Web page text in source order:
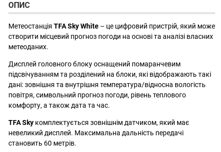
ОПИС
Метеостанція TFA Sky White – це цифровий пристрій, який може
створити місцевий прогноз погоди на основі та аналізі власних
метеоданих.
Дисплей головного блоку оснащений помаранчевим
підсвічуванням та розділений на блоки, які відображають такі
дані: зовнішня та внутрішня температура/відносна вологість
повітря, символьний прогноз погоди, рівень теплового
комфорту, а також дата та час.
TFA Sky комплектується зовнішнім датчиком, який має
невеликий дисплей. Максимальна дальність передачі
становить 60 метрів.